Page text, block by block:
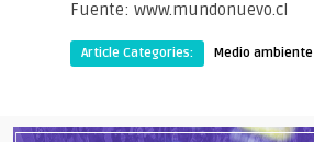
Fuente: www.mundonuevo.cl
Article Categories: Medio ambiente